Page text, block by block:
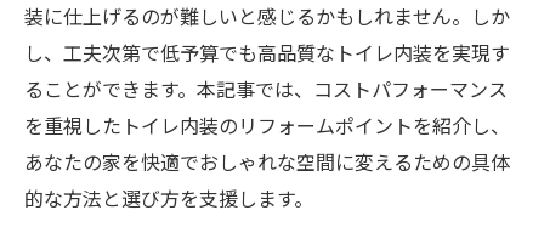
装に仕上げるのが難しいと感じるかもしれません。しか
し、工夫次第で低予算でも高品質なトイレ内装を実現す
ることができます。本記事では、コストパフォーマンス
を重視したトイレ内装のリフォームポイントを紹介し、
あなたの家を快適でおしゃれな空間に変えるための具体
的な方法と選び方を支援します。